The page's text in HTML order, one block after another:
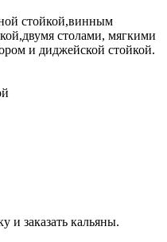
стойкой,винным
столами, мягкими
и диджейской стойкой.
и заказать кальяны.